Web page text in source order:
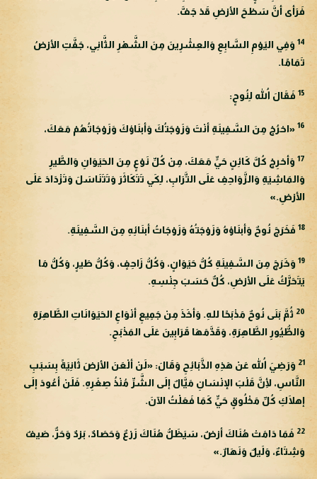
فَرَأى أنَّ سَطْحَ الأرْضِ قَدْ جَفَّ.
14 وَفِي اليَوْمِ السَّابِعِ وَالعِشْرِينَ مِنَ الشَّهْرِ الثَّانِي، جَفَّتِ الأرْضُ
تَمَامًا.
15 فَقَالَ اللهُ لِنُوحٍ:
16 «اخرُجْ مِنَ السَّفِينَةِ أنْتَ وَزَوْجَتُكَ وَأبنَاؤكَ وَزَوْجَاتُهُمْ مَعَكَ،
17 وَأخرِجْ كُلَّ كَائِنٍ حَيٍّ مَعَكَ، مِنْ كُلِّ نَوْعٍ مِنَ الحَيَوَانِ وَالطَّيرِ
وَالمَاشِيَةِ وَالزَّوَاحِفِ عَلَى التَّرَابِ، لِكَي تَتَكَاثَرَ وَتَتَنَاسَلَ وَتَزْدَادَ عَلَى
الأرْضِ.»
18 فَخَرَجَ نُوحٌ وَأبنَاؤهُ وَزَوْجَتُهُ وَزَوْجَاتُ أبنَائِهِ مِنَ السَّفِينَةِ.
19 وَخَرَجَ مِنَ السَّفِينَةِ كُلُّ حَيَوَانٍ، وَكُلُّ زَاحِفٍ، وَكُلُّ طَيرٍ، وَكُلُّ مَا
يَتَحَرَّكُ عَلَى الأرْضِ، كُلٌّ حَسَبَ جِنْسِهِ.
20 ثُمَّ بَنَى نُوحٌ مَذْبَحًا للهِ. وَأخَذَ مِنْ جَمِيعِ أنْوَاعِ الحَيَوَانَاتِ الطَّاهِرَةِ
وَالطُّيُورِ الطَّاهِرَةِ، وَقَدَّمَهَا قَرَابِينَ عَلَى المَذْبَحِ.
21 وَرَضِيَ اللهُ عَنْ هَذِهِ الذَّبَائِحِ وَقَالَ: «لَنْ ألْعَنَ الأرْضَ ثَانِيَةً بِسَبَبِ
النَّاسِ، لِأنَّ قَلْبَ الإنْسَانِ مَيَّالٌ إلَى الشَّرِّ مُنْذُ صِغَرِهِ. فَلَنْ أعُودَ إلَى
إهلَاكِ كُلِّ مَخْلُوقٍ حَيٍّ كَمَا فَعَلْتُ الآنَ.
22 فَمَا دَامَتْ هُنَاكَ أرْضٌ، سَيَظَلُّ هُنَاكَ زَرْعٌ وَحَصَادٌ، بَرْدٌ وَحَرٌّ، صَيفٌ
وَشِتَاءٌ، وَلَيلٌ وَنَهَارٌ.»